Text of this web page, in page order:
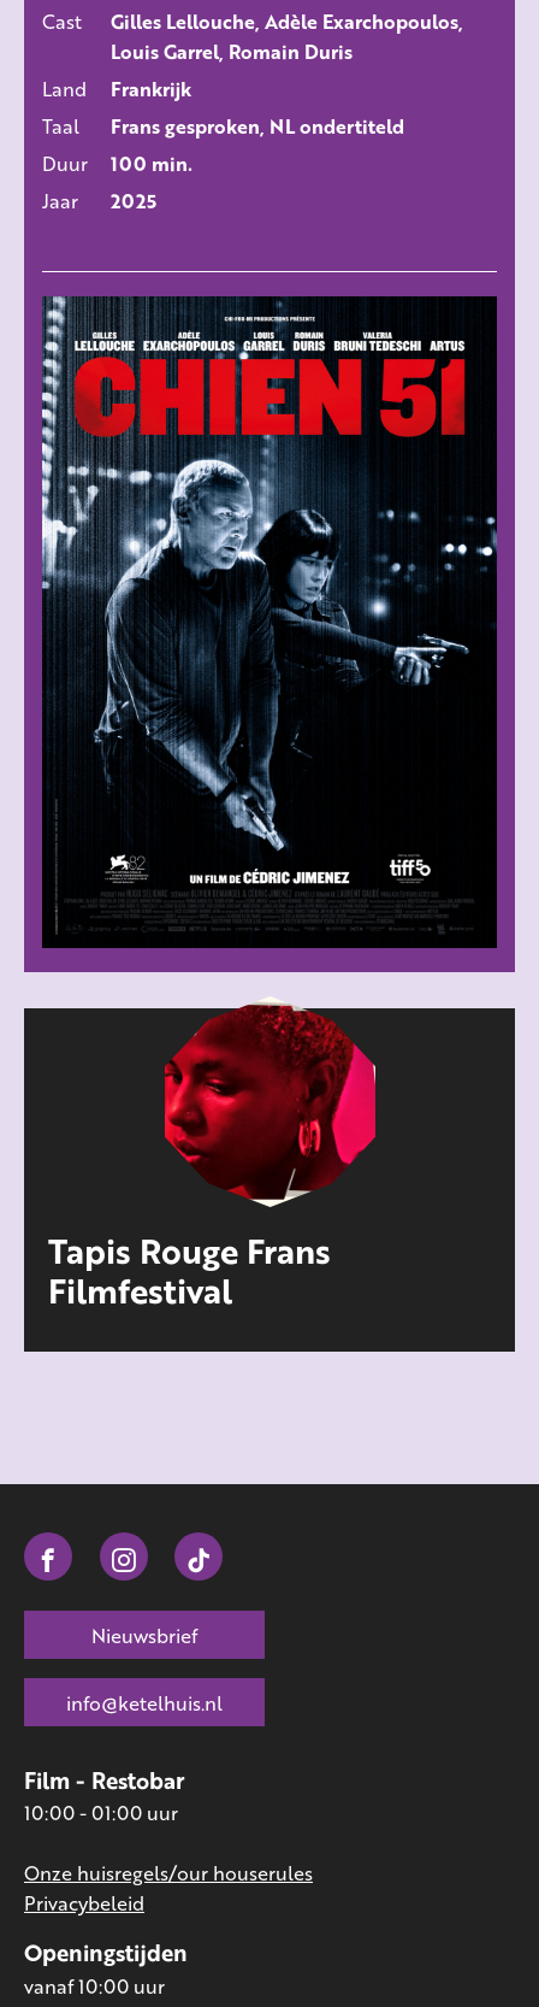
Cast
Gilles Lellouche, Adèle Exarchopoulos,
Louis Garrel, Romain Duris
Land
Frankrijk
Taal
Frans gesproken, NL ondertiteld
Duur
100 min.
Jaar
2025
Tapis Rouge Frans
Filmfestival
Openingstijden
vanaf 10:00 uur
Film - Restobar
10:00 - 01:00 uur
Onze huisregels/our houserules
Privacybeleid
Nieuwsbrief
info@ketelhuis.nl